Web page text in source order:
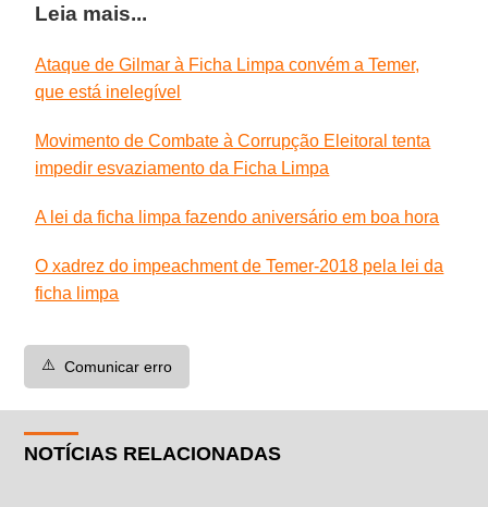
Leia mais...
Ataque de Gilmar à Ficha Limpa convém a Temer,
que está inelegível
Movimento de Combate à Corrupção Eleitoral tenta
impedir esvaziamento da Ficha Limpa
A lei da ficha limpa fazendo aniversário em boa hora
O xadrez do impeachment de Temer-2018 pela lei da
ficha limpa
⚠️ Comunicar erro
NOTÍCIAS RELACIONADAS